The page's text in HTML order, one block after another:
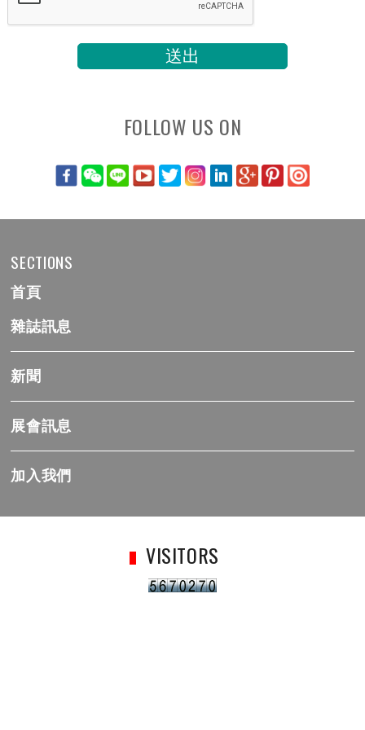
FOLLOW US ON
SECTIONS
首頁
雜誌訊息
新聞
展會訊息
加入我們
VISITORS